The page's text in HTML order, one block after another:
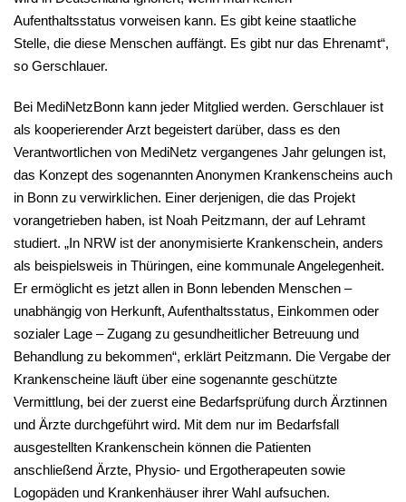
Aufenthaltsstatus vorweisen kann. Es gibt keine staatliche
Stelle, die diese Menschen auffängt. Es gibt nur das Ehrenamt“,
so Gerschlauer.
Bei MediNetzBonn kann jeder Mitglied werden. Gerschlauer ist
als kooperierender Arzt begeistert darüber, dass es den
Verantwortlichen von MediNetz vergangenes Jahr gelungen ist,
das Konzept des sogenannten Anonymen Krankenscheins auch
in Bonn zu verwirklichen. Einer derjenigen, die das Projekt
vorangetrieben haben, ist Noah Peitzmann, der auf Lehramt
studiert. „In NRW ist der anonymisierte Krankenschein, anders
als beispielsweis in Thüringen, eine kommunale Angelegenheit.
Er ermöglicht es jetzt allen in Bonn lebenden Menschen –
unabhängig von Herkunft, Aufenthaltsstatus, Einkommen oder
sozialer Lage – Zugang zu gesundheitlicher Betreuung und
Behandlung zu bekommen“, erklärt Peitzmann. Die Vergabe der
Krankenscheine läuft über eine sogenannte geschützte
Vermittlung, bei der zuerst eine Bedarfsprüfung durch Ärztinnen
und Ärzte durchgeführt wird. Mit dem nur im Bedarfsfall
ausgestellten Krankenschein können die Patienten
anschließend Ärzte, Physio- und Ergotherapeuten sowie
Logopäden und Krankenhäuser ihrer Wahl aufsuchen.